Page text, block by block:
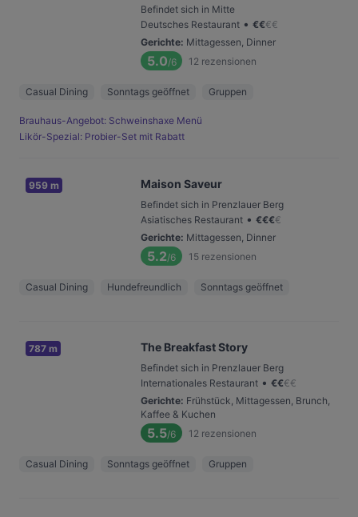
Befindet sich in Mitte
Deutsches Restaurant • €€€€
Gerichte: Mittagessen, Dinner
5.0/6 12 rezensionen
Casual Dining Sonntags geöffnet Gruppen
Brauhaus-Angebot: Schweinshaxe Menü
Likör-Spezial: Probier-Set mit Rabatt
959 m Maison Saveur
Befindet sich in Prenzlauer Berg
Asiatisches Restaurant • €€€€
Gerichte: Mittagessen, Dinner
5.2/6 15 rezensionen
Casual Dining Hundefreundlich Sonntags geöffnet
787 m The Breakfast Story
Befindet sich in Prenzlauer Berg
Internationales Restaurant • €€€€
Gerichte: Frühstück, Mittagessen, Brunch,
Kaffee & Kuchen
5.5/6 12 rezensionen
Casual Dining Sonntags geöffnet Gruppen